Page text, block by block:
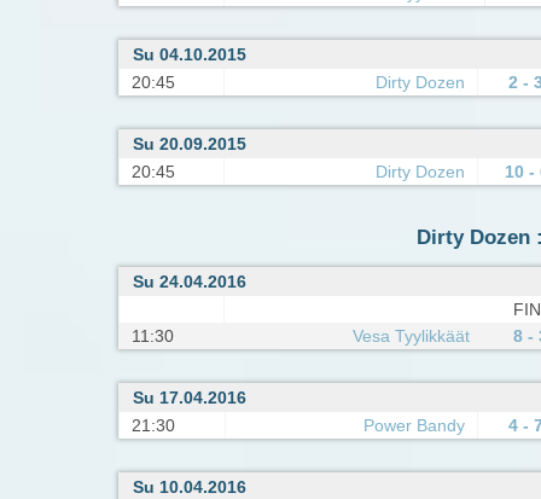
Su 04.10.2015
20:45
Dirty Dozen 2 -
Su 20.09.2015
20:45
Dirty Dozen 10 -
Dirty Dozen
Su 24.04.2016
FIN
11:30
Vesa Tyylikkäät 8 -
Su 17.04.2016
21:30
Power Bandy 4 -
Su 10.04.2016